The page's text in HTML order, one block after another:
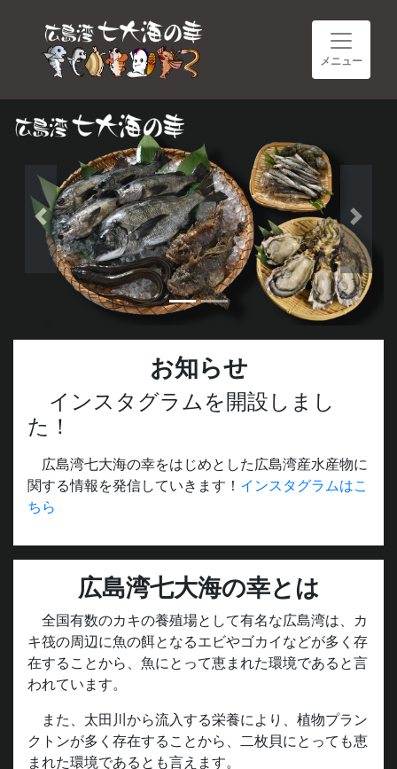
メニュー
Previous
お知らせ
インスタグラムを開設しまし
た！
広島湾七大海の幸をはじめとした広島湾産水産物に
関する情報を発信していきます！ インスタグラムはこ
ちら
広島湾七大海の幸とは
全国有数のカキの養殖場として有名な広島湾は、カ
キ筏の周辺に魚の餌となるエビやゴカイなどが多く存
在することから、魚にとって恵まれた環境であると言
われています。
また、太田川から流入する栄養により、植物プラン
クトンが多く存在することから、二枚貝にとっても恵
まれた環境であるとも言えます。